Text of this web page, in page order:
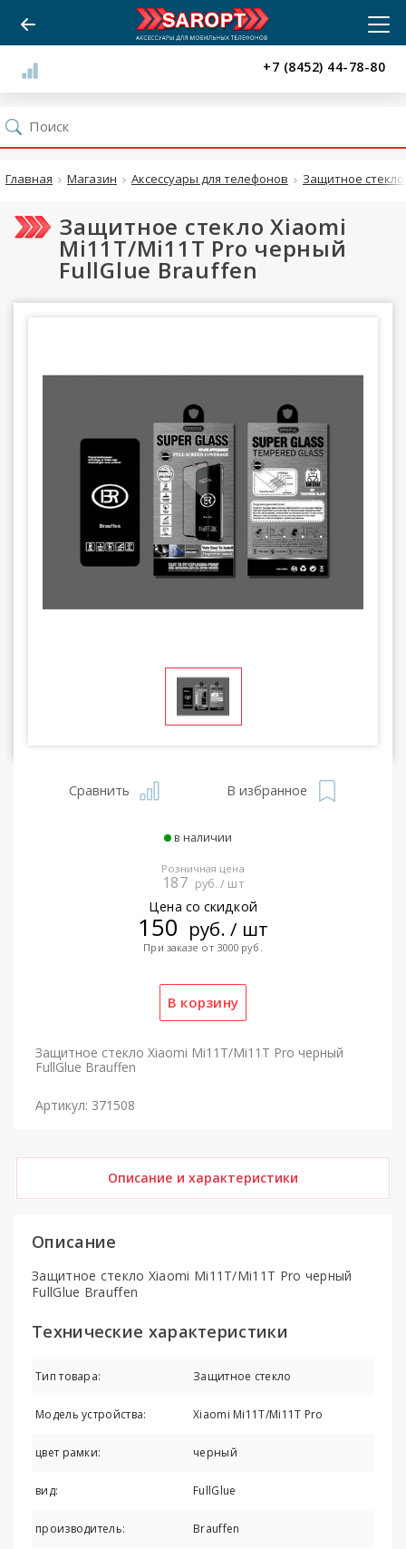
+7 (8452) 44-78-80
Главная Магазин Аксессуары для телефонов Защитное стекло
Защитное стекло Xiaomi
Mi11T/Mi11T Pro черный
FullGlue Brauffen
Сравнить В избранное
в наличии
Розничная цена
187 руб. / шт
Цена со скидкой
150 руб. / шт
При заказе от 3000 руб.
Защитное стекло Xiaomi Mi11T/Mi11T Pro черный
FullGlue Brauffen
Артикул: 371508
Описание и характеристики
Описание
Защитное стекло Xiaomi Mi11T/Mi11T Pro черный
FullGlue Brauffen
Технические характеристики
Тип товара: Защитное стекло
Модель устройства: Xiaomi Mi11T/Mi11T Pro
цвет рамки: черный
вид: FullGlue
производитель: Brauffen